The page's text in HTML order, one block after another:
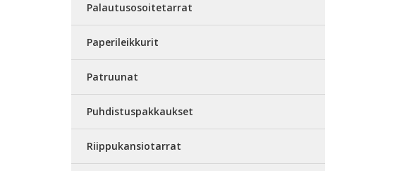
Palautusosoitetarrat
Paperileikkurit
Patruunat
Puhdistuspakkaukset
Riippukansiotarrat